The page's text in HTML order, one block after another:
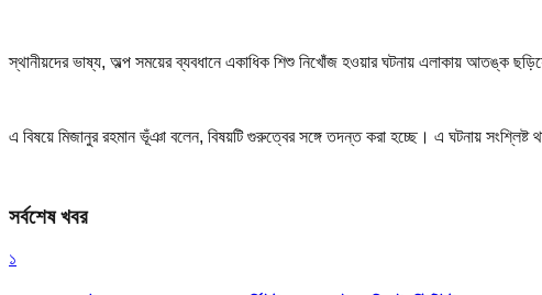
স্থানীয়দের ভাষ্য, অল্প সময়ের ব্যবধানে একাধিক শিশু নিখোঁজ হওয়ার ঘটনায় এলাকায় আতঙ্ক
এ বিষয়ে মিজানুর রহমান ভূঁঞা বলেন, বিষয়টি গুরুত্বের সঙ্গে তদন্ত করা হচ্ছে। এ ঘটনায় সংশ্লিষ্ট
সর্বশেষ খবর
১